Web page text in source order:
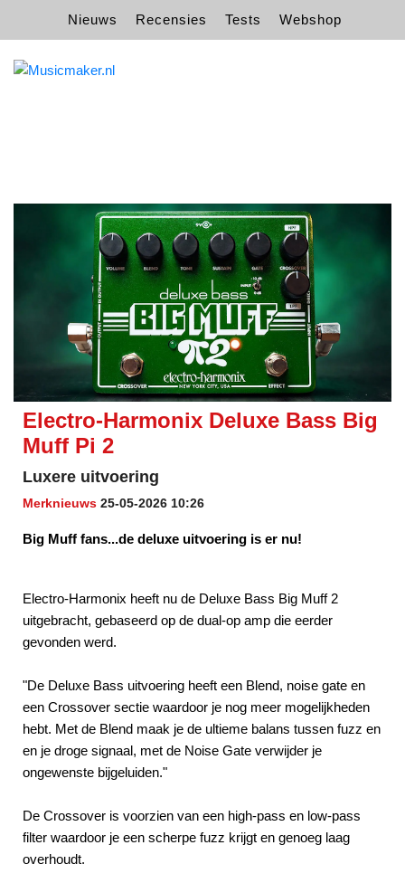
Nieuws Recensies Tests Webshop
Electro-Harmonix Deluxe Bass Big
Muff Pi 2
Luxere uitvoering
Merknieuws 25-05-2026 10:26
Big Muff fans...de deluxe uitvoering is er nu!
Electro-Harmonix heeft nu de Deluxe Bass Big Muff 2
uitgebracht, gebaseerd op de dual-op amp die eerder
gevonden werd.
"De Deluxe Bass uitvoering heeft een Blend, noise gate en
een Crossover sectie waardoor je nog meer mogelijkheden
hebt. Met de Blend maak je de ultieme balans tussen fuzz en
en je droge signaal, met de Noise Gate verwijder je
ongewenste bijgeluiden."
De Crossover is voorzien van een high-pass en low-pass
filter waardoor je een scherpe fuzz krijgt en genoeg laag
overhoudt.